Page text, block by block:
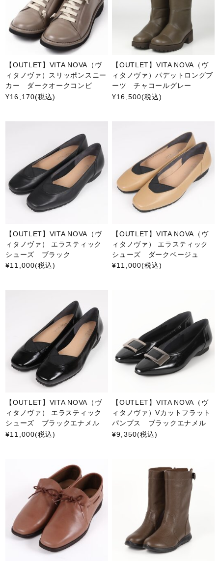
【OUTLET】VITA NOVA（ヴ
ィタノヴァ）スリッポンスニー
カー ダークオークコンビ
¥16,170(税込)
【OUTLET】VITA NOVA（ヴ
ィタノヴァ）パデットロングブ
ーツ チャコールグレー
¥16,500(税込)
【OUTLET】VITA NOVA（ヴ
ィタノヴァ） エラスティック
シューズ ブラック
¥11,000(税込)
【OUTLET】VITA NOVA（ヴ
ィタノヴァ） エラスティック
シューズ ダークベージュ
¥11,000(税込)
【OUTLET】VITA NOVA（ヴ
ィタノヴァ） エラスティック
シューズ ブラックエナメル
¥11,000(税込)
【OUTLET】VITA NOVA（ヴ
ィタノヴァ）Vカットフラット
パンプス ブラックエナメル
¥9,350(税込)